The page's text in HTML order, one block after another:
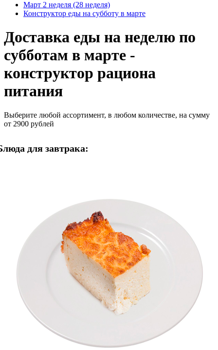
Март 2 неделя (28 неделя)
Конструктор еды на субботу в марте
Доставка еды на неделю по
субботам в марте -
конструктор рациона
питания
Выберите любой ассортимент, в любом количестве, на сумму
от 2900 рублей
для завтрака: